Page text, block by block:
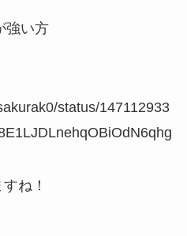
強い方
status/147112933
ね！